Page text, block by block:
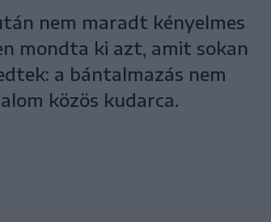
nem maradt kényelmes
mondta ki azt, amit sokan
a bántalmazás nem
közös kudarca.